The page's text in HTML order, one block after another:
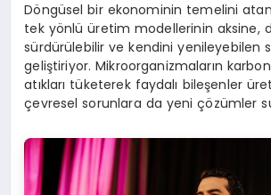
Döngüsel bir ekonominin temelini
tek yönlü üretim modellerinin aksine,
sürdürülebilir ve kendini yenileyebilen
geliştiriyor. Mikroorganizmaların
atıkları tüketerek faydalı bileşenler
çevresel sorunlara da yeni çözümler